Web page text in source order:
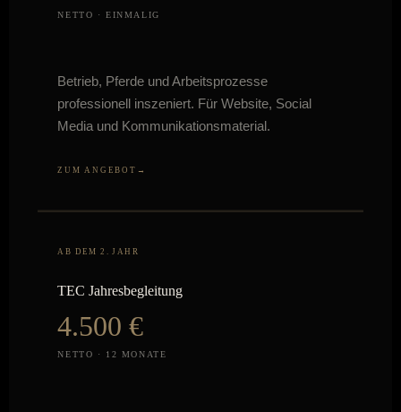
NETTO · EINMALIG
Betrieb, Pferde und Arbeitsprozesse
professionell inszeniert. Für Website, Social
Media und Kommunikationsmaterial.
ZUM ANGEBOT
AB DEM 2. JAHR
TEC Jahresbegleitung
4.500 €
NETTO · 12 MONATE